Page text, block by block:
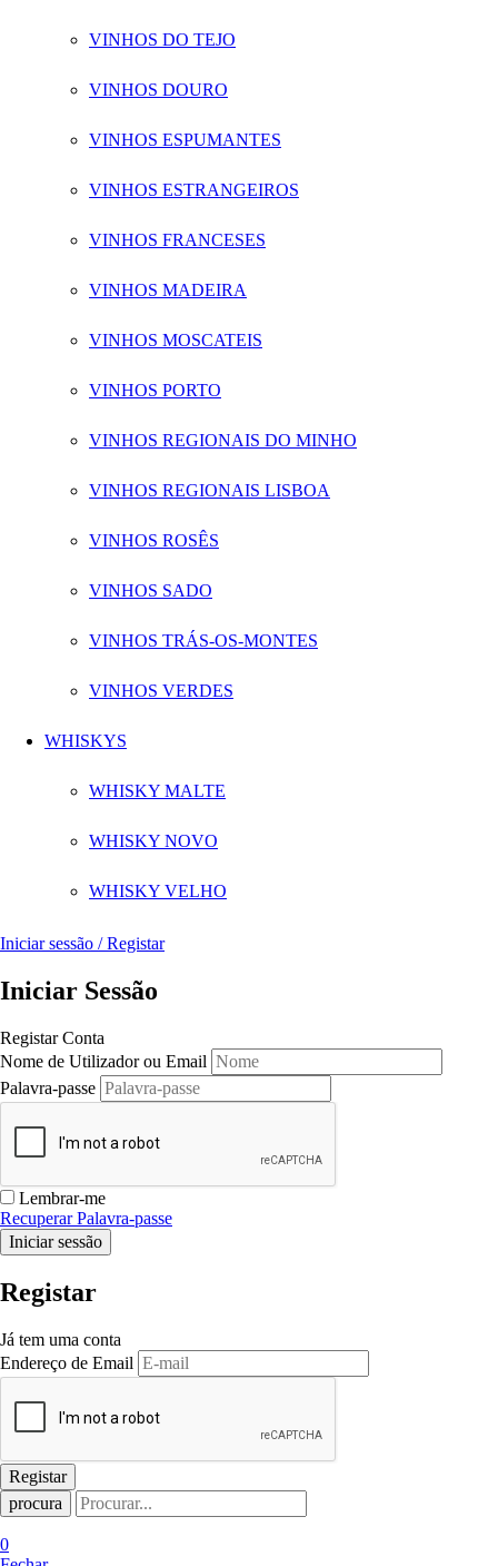
VINHOS DO TEJO
VINHOS DOURO
VINHOS ESPUMANTES
VINHOS ESTRANGEIROS
VINHOS FRANCESES
VINHOS MADEIRA
VINHOS MOSCATEIS
VINHOS PORTO
VINHOS REGIONAIS DO MINHO
VINHOS REGIONAIS LISBOA
VINHOS ROSÊS
VINHOS SADO
VINHOS TRÁS-OS-MONTES
VINHOS VERDES
WHISKYS
WHISKY MALTE
WHISKY NOVO
WHISKY VELHO
Iniciar sessão / Registar
Iniciar Sessão
Registar Conta
Nome de Utilizador ou Email
Palavra-passe
Lembrar-me
Recuperar Palavra-passe
Registar
Já tem uma conta
Endereço de Email
procura
0